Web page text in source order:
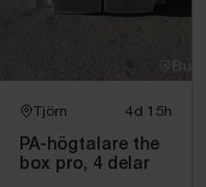
Tjörn 4d 15h
PA-högtalare the
box pro, 4 delar